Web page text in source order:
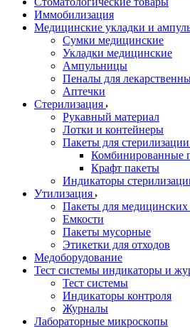
Иммобилизация
Медицинские укладки и
Сумки медицинские
Укладки медицинские
Ампульницы
Пеналы для
Аптечки
Стерилизация
Рукавный материал
Лотки и контейнеры
Пакеты для стерилизации
Комбинированные
Крафт пакеты
Индикаторы
Утилизация
Пакеты для медицинских
Емкости
Пакеты мусорные
Этикетки для отходов
Медоборудование
Тест системы индикаторы и
Тест системы
Индикаторы контроля
Журналы
Лабораторные микроскопы